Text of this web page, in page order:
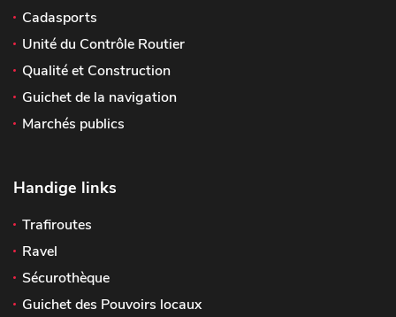
Cadasports
Unité du Contrôle Routier
Qualité et Construction
Guichet de la navigation
Marchés publics
Handige links
Trafiroutes
Ravel
Sécurothèque
Guichet des Pouvoirs locaux